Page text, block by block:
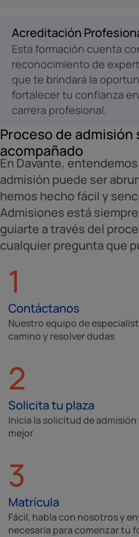
Acreditación
Esta formación cuenta
reconocimiento de
que te brindará la
fortalecer tu confianza
carrera profesional.
Proceso de admisión
acompañado
En Davante,
admisión puede ser
hemos hecho fácil y
Admisiones está
guiarte a través del
cualquier pregunta que
1
Contáctanos
Nuestro equipo de
camino y resolver dudas
2
Solicita tu plaza
Inicia la solicitud de
mejor
3
Matrícula
Fácil, habla con nosotros y
necesaria para comenzar tu